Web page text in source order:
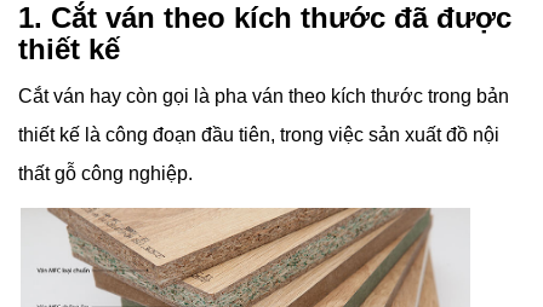
1. Cắt ván theo kích thước đã được
thiết kế
Cắt ván hay còn gọi là pha ván theo kích thước trong bản
thiết kế là công đoạn đầu tiên, trong việc sản xuất đồ nội
thất gỗ công nghiệp.